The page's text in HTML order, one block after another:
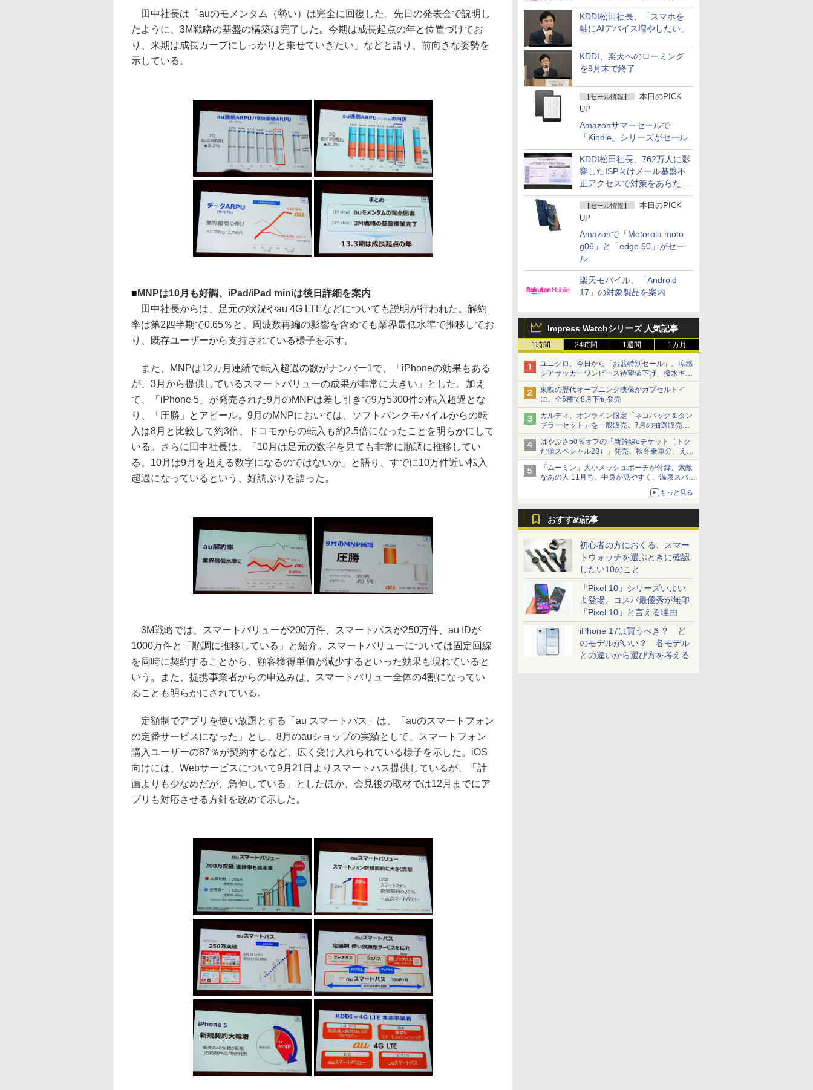
KDDI松田社長、「スマホを
軸にAIデバイス増やしたい」
KDDI、楽天へのローミング
を9月末で終了
【セール情報】
本日のPICK
UP
Amazonサマーセールで
「Kindle」シリーズがセール
KDDI松田社長、762万人に影
響したISP向けメール基盤不
正アクセスで対策をあらため
て説明
【セール情報】
本日のPICK
UP
Amazonで「Motorola moto
g06」と「edge 60」がセー
ル
楽天モバイル、「Android
17」の対象製品を案内
Impress Watchシリーズ 人気記事
1時間 24時間 1週間 1カ月
ユニクロ、今日から「お盆特別セール」。涼感
シアサッカーワンピース待望値下げ、撥水ギア
ショーツは1990円に
東映の歴代オープニング映像がカプセルトイ
に。全5種で8月下旬発売
カルディ、オンライン限定「ネコバッグ＆タン
ブラーセット」を一般販売。7月の抽選販売の
当選無効分
はやぶさ50％オフの「新幹線eチケット（トク
だ値スペシャル28）」発売。秋冬乗車分、えき
ねっと限定
「ムーミン」大小メッシュポーチが付録、素敵
なあの人 11月号。中身が見やすく、温泉スパに
もっと見る
おすすめ記事
初心者の方におくる、スマー
トウォッチを選ぶときに確認
したい10のこと
「Pixel 10」シリーズいよい
よ登場、コスパ最優秀が無印
「Pixel 10」と言える理由
iPhone 17は買うべき？ ど
のモデルがいい？ 各モデル
との違いから選び方を考える
田中社長は「auのモメンタム（勢い）は完全に回復した。先日の発表会で説明し
たように、3M戦略の基盤の構築は完了した。今期は成長起点の年と位置づけてお
り、来期は成長カーブにしっかりと乗せていきたい」などと語り、前向きな姿勢を
示している。
■ MNPは10月も好調、iPad/iPad miniは後日詳細を案内
田中社長からは、足元の状況やau 4G LTEなどについても説明が行われた。解約
率は第2四半期で0.65％と、周波数再編の影響を含めても業界最低水準で推移してお
り、既存ユーザーから支持されている様子を示す。
また、MNPは12カ月連続で転入超過の数がナンバー1で、「iPhoneの効果もある
が、3月から提供しているスマートバリューの成果が非常に大きい」とした。加え
て、「iPhone 5」が発売された9月のMNPは差し引きで9万5300件の転入超過とな
り、「圧勝」とアピール。9月のMNPにおいては、ソフトバンクモバイルからの転
入は8月と比較して約3倍、ドコモからの転入も約2.5倍になったことを明らかにして
いる。さらに田中社長は、「10月は足元の数字を見ても非常に順調に推移してい
る。10月は9月を超える数字になるのではないか」と語り、すでに10万件近い転入
超過になっているという、好調ぶりを語った。
3M戦略では、スマートバリューが200万件、スマートパスが250万件、au IDが
1000万件と「順調に推移している」と紹介。スマートバリューについては固定回線
を同時に契約することから、顧客獲得単価が減少するといった効果も現れていると
いう。また、提携事業者からの申込みは、スマートバリュー全体の4割になってい
ることも明らかにされている。
定額制でアプリを使い放題とする「au スマートパス」は、「auのスマートフォン
の定番サービスになった」とし、8月のauショップの実績として、スマートフォン
購入ユーザーの87％が契約するなど、広く受け入れられている様子を示した。iOS
向けには、Webサービスについて9月21日よりスマートパス提供しているが、「計
画よりも少なめだが、急伸している」としたほか、会見後の取材では12月までにア
プリも対応させる方針を改めて示した。